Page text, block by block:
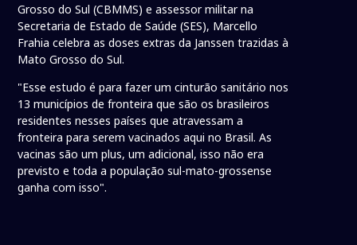
Grosso do Sul (CBMMS) e assessor militar na
Secretaria de Estado de Saúde (SES), Marcello
Frahia celebra as doses extras da Janssen trazidas à
Mato Grosso do Sul.
"Esse estudo é para fazer um cinturão sanitário nos
13 municípios de fronteira que são os brasileiros
residentes nesses países que atravessam a
fronteira para serem vacinados aqui no Brasil. As
vacinas são um plus, um adicional, isso não era
previsto e toda a população sul-mato-grossense
ganha com isso".